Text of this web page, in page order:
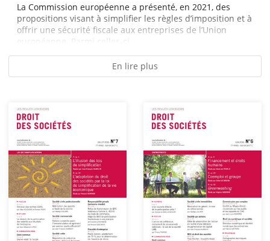
La Commission européenne a présenté, en 2021, des
propositions visant à simplifier les règles d’imposition et à
offrir une sécurité fiscale aux entreprises de l’Union
européenne. Parmi celles-ci...
En lire plus